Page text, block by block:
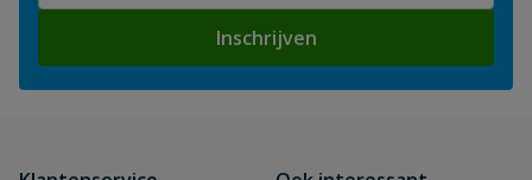
Inschrijven